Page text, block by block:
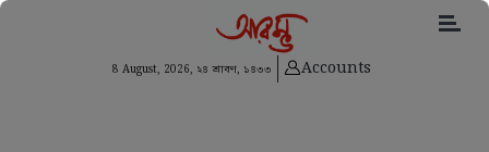
8 August, 2026, ২৪ শ্রাবণ, ১৪৩৩ Accounts